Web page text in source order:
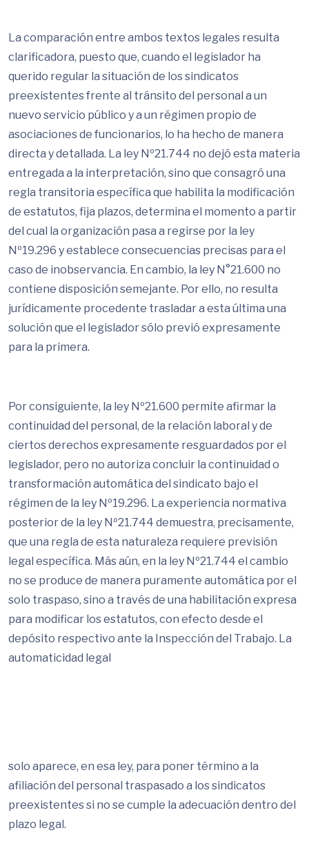
La comparación entre ambos textos legales resulta
clarificadora, puesto que, cuando el legislador ha
querido regular la situación de los sindicatos
preexistentes frente al tránsito del personal a un
nuevo servicio público y a un régimen propio de
asociaciones de funcionarios, lo ha hecho de manera
directa y detallada. La ley Nº21.744 no dejó esta materia
entregada a la interpretación, sino que consagró una
regla transitoria específica que habilita la modificación
de estatutos, fija plazos, determina el momento a partir
del cual la organización pasa a regirse por la ley
Nº19.296 y establece consecuencias precisas para el
caso de inobservancia. En cambio, la ley N°21.600 no
contiene disposición semejante. Por ello, no resulta
jurídicamente procedente trasladar a esta última una
solución que el legislador sólo previó expresamente
para la primera.
Por consiguiente, la ley Nº21.600 permite afirmar la
continuidad del personal, de la relación laboral y de
ciertos derechos expresamente resguardados por el
legislador, pero no autoriza concluir la continuidad o
transformación automática del sindicato bajo el
régimen de la ley Nº19.296. La experiencia normativa
posterior de la ley Nº21.744 demuestra, precisamente,
que una regla de esta naturaleza requiere previsión
legal específica. Más aún, en la ley Nº21.744 el cambio
no se produce de manera puramente automática por el
solo traspaso, sino a través de una habilitación expresa
para modificar los estatutos, con efecto desde el
depósito respectivo ante la Inspección del Trabajo. La
automaticidad legal
solo aparece, en esa ley, para poner término a la
afiliación del personal traspasado a los sindicatos
preexistentes si no se cumple la adecuación dentro del
plazo legal.